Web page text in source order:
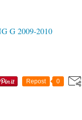
G 2009-2010
Repost 0